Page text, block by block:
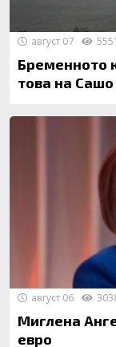
Бременното
това на Сашо
август 07 5551
Миглена
евро
август 06